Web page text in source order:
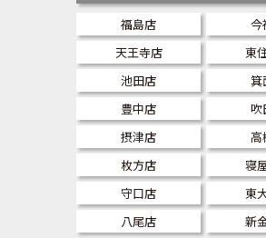
福島店
今
天王寺店
東
池田店
箕
豊中店
吹
摂津店
高
枚方店
寝
守口店
東
八尾店
新